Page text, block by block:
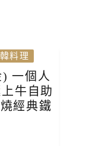
料理
一個人
牛自助
經典鐵